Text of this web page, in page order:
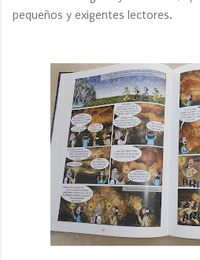
pequeños y exigentes lectores.